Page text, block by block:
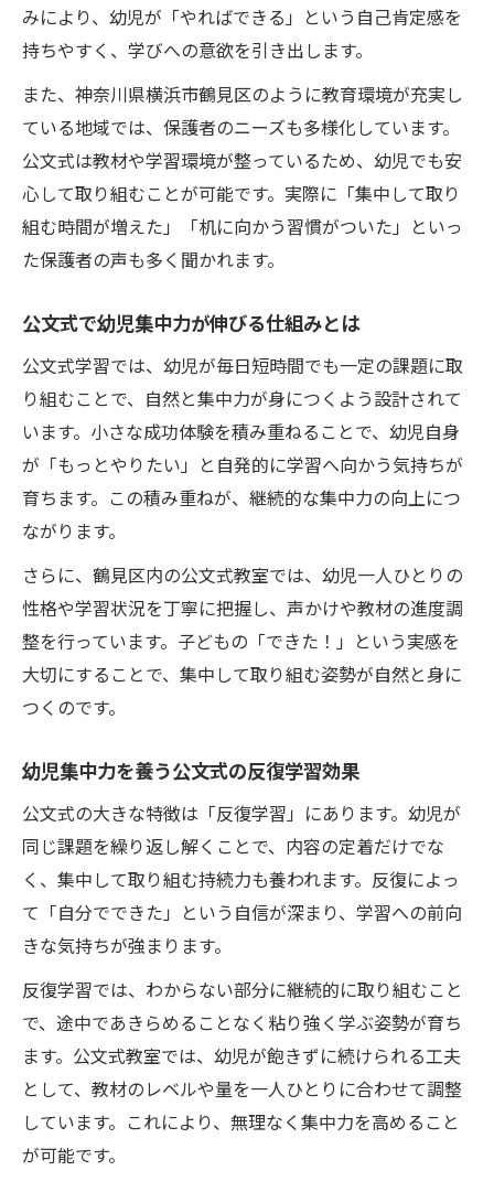
みにより、幼児が「やればできる」という自己肯定感を
持ちやすく、学びへの意欲を引き出します。
また、神奈川県横浜市鶴見区のように教育環境が充実し
ている地域では、保護者のニーズも多様化しています。
公文式は教材や学習環境が整っているため、幼児でも安
心して取り組むことが可能です。実際に「集中して取り
組む時間が増えた」「机に向かう習慣がついた」といっ
た保護者の声も多く聞かれます。
公文式で幼児集中力が伸びる仕組みとは
公文式学習では、幼児が毎日短時間でも一定の課題に取
り組むことで、自然と集中力が身につくよう設計されて
います。小さな成功体験を積み重ねることで、幼児自身
が「もっとやりたい」と自発的に学習へ向かう気持ちが
育ちます。この積み重ねが、継続的な集中力の向上につ
ながります。
さらに、鶴見区内の公文式教室では、幼児一人ひとりの
性格や学習状況を丁寧に把握し、声かけや教材の進度調
整を行っています。子どもの「できた！」という実感を
大切にすることで、集中して取り組む姿勢が自然と身に
つくのです。
幼児集中力を養う公文式の反復学習効果
公文式の大きな特徴は「反復学習」にあります。幼児が
同じ課題を繰り返し解くことで、内容の定着だけでな
く、集中して取り組む持続力も養われます。反復によっ
て「自分でできた」という自信が深まり、学習への前向
きな気持ちが強まります。
反復学習では、わからない部分に継続的に取り組むこと
で、途中であきらめることなく粘り強く学ぶ姿勢が育ち
ます。公文式教室では、幼児が飽きずに続けられる工夫
として、教材のレベルや量を一人ひとりに合わせて調整
しています。これにより、無理なく集中力を高めること
が可能です。